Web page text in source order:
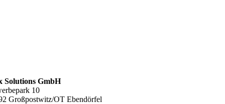
Solutions GmbH
10
Großpostwitz/OT Ebendörfel